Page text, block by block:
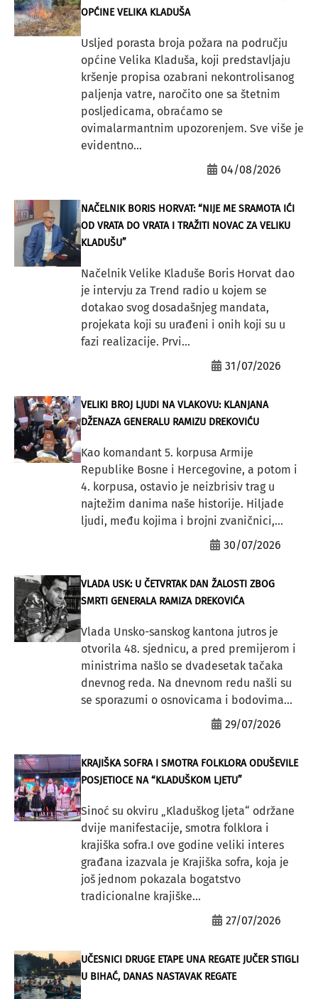
OPĆINE VELIKA KLADUŠA
Usljed porasta broja požara na području
općine Velika Kladuša, koji predstavljaju
kršenje propisa ozabrani nekontrolisanog
paljenja vatre, naročito one sa štetnim
posljedicama, obraćamo se
ovimalarmantnim upozorenjem. Sve više je
evidentno...
04/08/2026
NAČELNIK BORIS HORVAT: “NIJE ME SRAMOTA IĆI
OD VRATA DO VRATA I TRAŽITI NOVAC ZA VELIKU
KLADUŠU”
Načelnik Velike Kladuše Boris Horvat dao
je intervju za Trend radio u kojem se
dotakao svog dosadašnjeg mandata,
projekata koji su urađeni i onih koji su u
fazi realizacije. Prvi...
31/07/2026
VELIKI BROJ LJUDI NA VLAKOVU: KLANJANA
DŽENAZA GENERALU RAMIZU DREKOVIĆU
Kao komandant 5. korpusa Armije
Republike Bosne i Hercegovine, a potom i
4. korpusa, ostavio je neizbrisiv trag u
najtežim danima naše historije. Hiljade
ljudi, među kojima i brojni zvaničnici,...
30/07/2026
VLADA USK: U ČETVRTAK DAN ŽALOSTI ZBOG
SMRTI GENERALA RAMIZA DREKOVIĆA
Vlada Unsko-sanskog kantona jutros je
otvorila 48. sjednicu, a pred premijerom i
ministrima našlo se dvadesetak tačaka
dnevnog reda. Na dnevnom redu našli su
se sporazumi o osnovicama i bodovima...
29/07/2026
KRAJIŠKA SOFRA I SMOTRA FOLKLORA ODUŠEVILE
POSJETIOCE NA “KLADUŠKOM LJETU”
Sinoć su okviru „Kladuškog ljeta“ održane
dvije manifestacije, smotra folklora i
krajiška sofra.I ove godine veliki interes
građana izazvala je Krajiška sofra, koja je
još jednom pokazala bogatstvo
tradicionalne krajiške...
27/07/2026
UČESNICI DRUGE ETAPE UNA REGATE JUČER STIGLI
U BIHAĆ, DANAS NASTAVAK REGATE